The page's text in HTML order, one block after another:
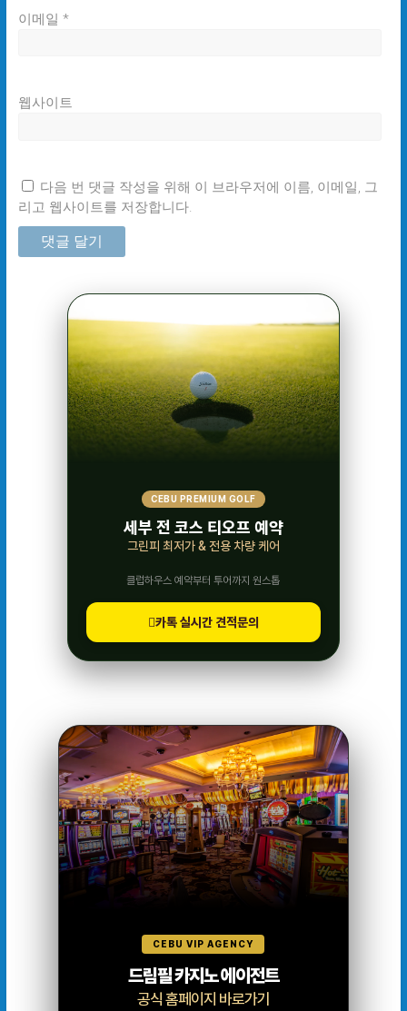
이메일 *
웹사이트
다음 번 댓글 작성을 위해 이 브라우저에 이름, 이메일, 그
리고 웹사이트를 저장합니다.
CEBU PREMIUM GOLF
세부 전 코스 티오프 예약
그린피 최저가 & 전용 차량 케어
클럽하우스 예약부터 투어까지 원스톱
카톡 실시간 견적문의
CEBU VIP AGENCY
드림필 카지노 에이전트
공식 홈페이지 바로가기